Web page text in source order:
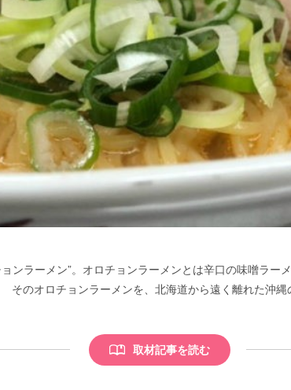
ンラーメン”。オロチョンラーメンとは辛口の味噌ラー
のオロチョンラーメンを、北海道から遠く離れた沖
取材記事を読む